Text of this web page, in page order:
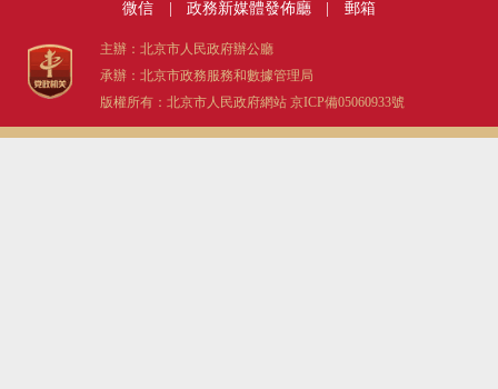
微信 政務新媒體發佈廳 郵箱
主辦：北京市人民政府辦公廳
承辦：北京市政務服務和數據管理局
版權所有：北京市人民政府網站 京ICP備05060933號